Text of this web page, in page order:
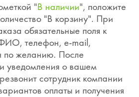
"В наличии", положите
"В корзину". При
обязательные поля к
телефон, e-mail,
по желанию. После
уведомления о вашем
сотрудник компании
оплаты и получения